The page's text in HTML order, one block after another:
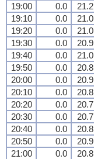
19:00
0.0 21.2
19:10
0.0 21.0
19:20
0.0 21.0
19:30
0.0 20.9
19:40
0.0 21.0
19:50
0.0 20.8
20:00
0.0 20.9
20:10
0.0 20.8
20:20
0.0 20.7
20:30
0.0 20.7
20:40
0.0 20.8
20:50
0.0 20.9
21:00
0.0 20.8